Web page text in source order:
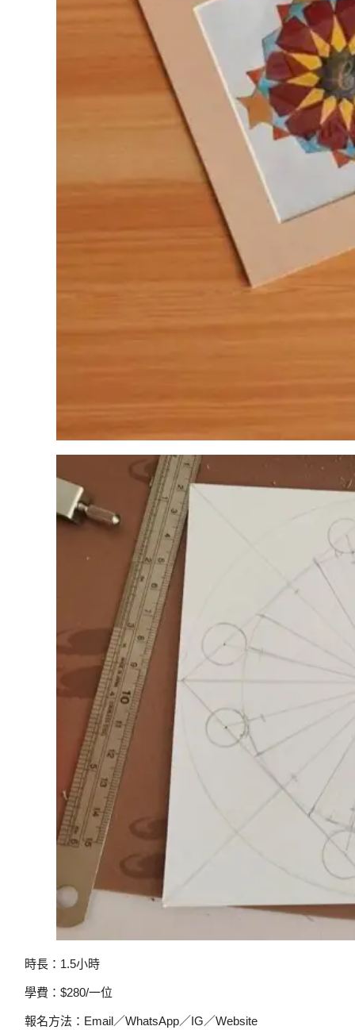
時長：1.5小時
學費：$280/一位
報名方法：Email／WhatsApp／IG／Website